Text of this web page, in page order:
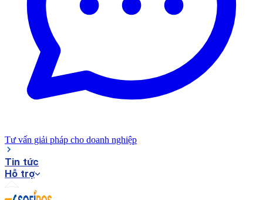
Tư vấn giải pháp cho doanh nghiệp
Tin tức
Hỗ trợ